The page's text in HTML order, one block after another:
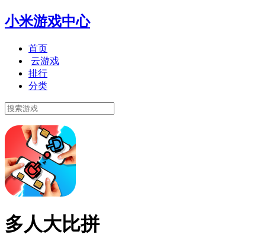
小米游戏中心
首页
云游戏
排行
分类
多人大比拼